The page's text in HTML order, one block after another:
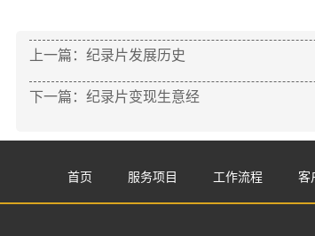
上一篇：纪录片发展历史
下一篇：纪录片变现生意经
首页 服务项目 工作流程 客